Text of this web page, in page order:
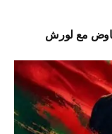
مع لورش